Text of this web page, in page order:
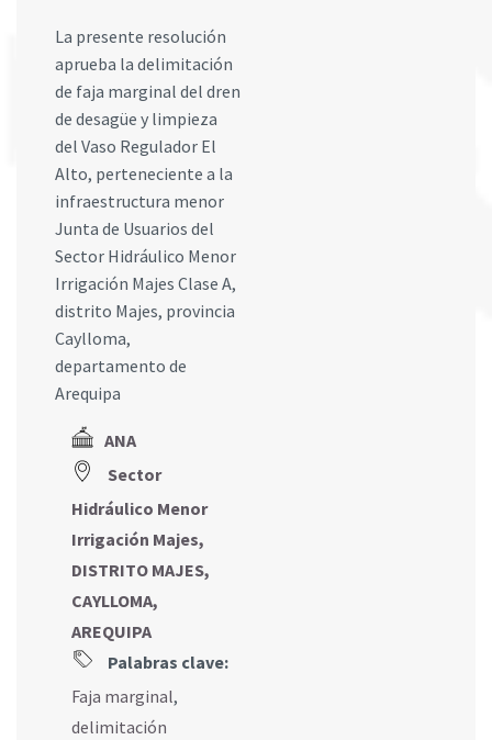
La presente resolución
aprueba la delimitación
de faja marginal del dren
de desagüe y limpieza
del Vaso Regulador El
Alto, perteneciente a la
infraestructura menor
Junta de Usuarios del
Sector Hidráulico Menor
Irrigación Majes Clase A,
distrito Majes, provincia
Caylloma,
departamento de
Arequipa
ANA
Sector
Hidráulico Menor
Irrigación Majes,
DISTRITO MAJES,
CAYLLOMA,
AREQUIPA
Palabras clave:
Faja marginal,
delimitación